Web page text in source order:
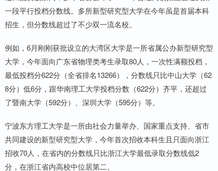
一段平行投档分数线。多所新型研究型大学在今年虽是首届本科
招生，但分数线超过了不少双一流名校。
例如，6月刚刚获批设立的大湾区大学是一所省属公办新型研究型
大学，今年面向广东省物理类考生录取80人，一次性满额投档，
最低投档分622分（全省排名13266），分数线只比中山大学（62
8分）低6分，跟华南理工大学投档分数（622分）齐平，还超过
了暨南大学（592分）、深圳大学（595分）等。
宁波东方理工大学是一所由社会力量举办、国家重点支持、省市
共同建设的新型研究型大学，今年首次招收本科生且只面向浙江
招收70人，在省内的分数线只比浙江大学最低录取分数线低2
分，在浙江省内高校中位居第二。